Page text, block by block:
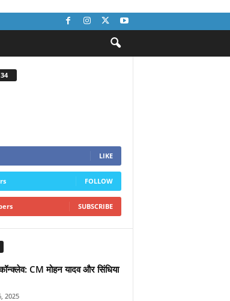
LIKE
FOLLOW
SUBSCRIBE
CM मोहन यादव और सिंधिया
2025